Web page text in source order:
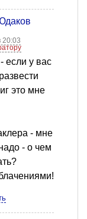
20:03
если у вас
это мне
- мне
- о чем